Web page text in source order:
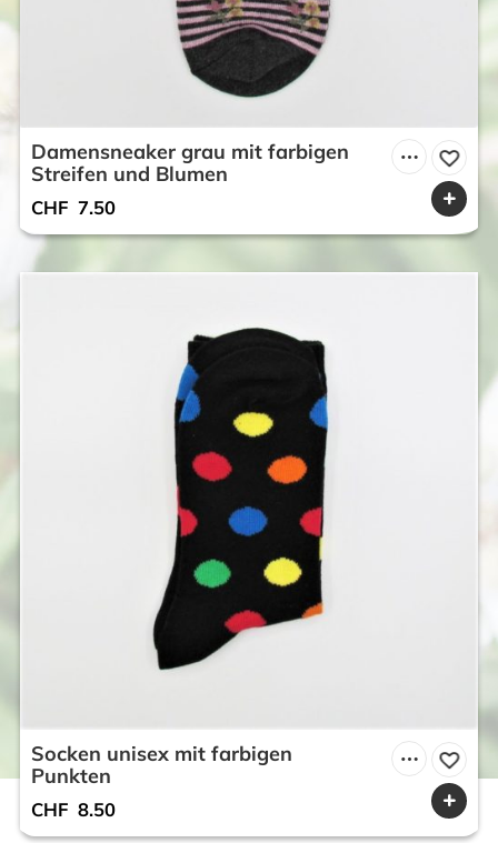
Damensneaker grau mit farbigen
Streifen und Blumen
CHF 7.50
Socken unisex mit farbigen
Punkten
CHF 8.50